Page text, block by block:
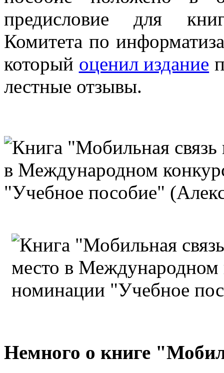
предисловие для
Комитета по
который оценил издание
лестные отзывы.
Немного о книге